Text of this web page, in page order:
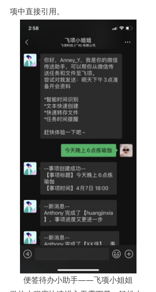
项中直接引用。
便签待办小助手——飞项小姐姐